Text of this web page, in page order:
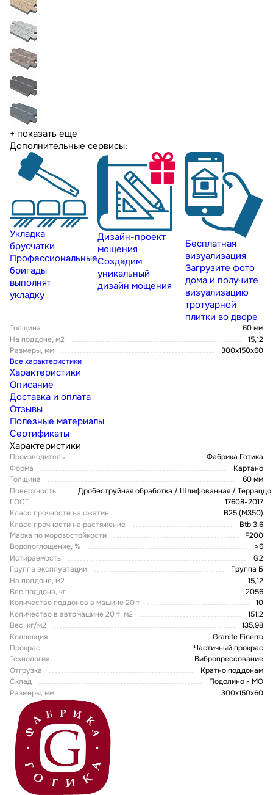
+ показать еще
Дополнительные сервисы:
Укладка
брусчатки
Профессиональные
бригады
выполнят
укладку
Дизайн-проект
мощения
Создадим
уникальный
дизайн мощения
Бесплатная
визуализация
Загрузите фото
дома и получите
визуализацию
тротуарной
плитки во дворе
Толщина
60 мм
На поддоне, м2
15,12
Размеры, мм
300х150х60
Все характеристики
Характеристики
Описание
Доставка и оплата
Отзывы
Полезные материалы
Сертификаты
Характеристики
Производитель
Фабрика Готика
Форма
Картано
Толщина
60 мм
Поверхность
Дробеструйная обработка / Шлифованная / Терраццо
ГОСТ
17608-2017
Класс прочности на сжатие
В25 (М350)
Класс прочности на растяжение
Btb 3.6
Марка по морозостойкости
F200
Водопоглощение, %
≤6
Истираемость
G2
Группа эксплуатации
Группа Б
На поддоне, м2
15,12
Вес поддона, кг
2056
Количество поддонов в машине 20 т
10
Количество в автомашине 20 т, м2
151,2
Вес, кг/м2
135,98
Коллекция
Granite Finerro
Прокрас
Частичный прокрас
Технология
Вибропрессование
Отгрузка
Кратно поддонам
Склад
Подолино - МО
Размеры, мм
300х150х60